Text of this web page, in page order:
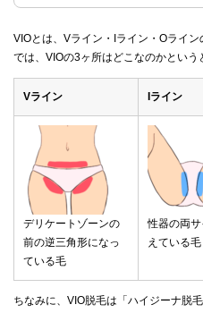
VIOとは、Vライン・Iライン・Oライン
では、VIOの3ヶ所はどこなのかとい
Vライン Iライン
デリケートゾーンの
前の逆三角形になっ
ている毛
性器の両
えている毛
ちなみに、VIO脱毛は「ハイジーナ脱